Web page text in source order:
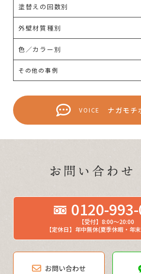
塗替えの回数別
外壁材質種別
色／カラー別
その他の事例
VOICE ナガモチ
0120-
【受付】8:00～20:00
【定休日】年中無休(夏季休暇・年
お問い合わせ